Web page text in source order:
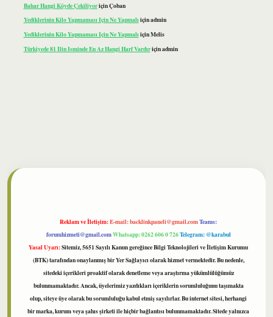
Bahar Hangi Köyde ÇekiliyoriçinÇoban
Yediklerinin Kilo Yapmaması Için Ne Yapmalıiçinadmin
Yediklerinin Kilo Yapmaması Için Ne YapmalıiçinMelis
Türkiyede 81 Ilin Isminde En Az Hangi Harf Vardıriçinadmin
Reklam ve İletişim:E-mail:backlinkpaneli@gmail.comTeams:
forumhizmeti@gmail.comWhatsapp: 0262 606 0 726Telegram: @karabul
Yasal Uyarı:Sitemiz, 5651 Sayılı Kanun gereğince Bilgi Teknolojileri ve İletişim Kurumu
(BTK) tarafından onaylanmış bir Yer Sağlayıcı olarak hizmet vermektedir. Bu nedenle,
sitedeki içerikleri proaktif olarak denetleme veya araştırma yükümlülüğümüz
bulunmamaktadır. Ancak, üyelerimiz yazdıkları içeriklerin sorumluluğunu taşımakta
olup, siteye üye olarak bu sorumluluğu kabul etmiş sayılırlar. Bu internet sitesi, herhangi
bir marka, kurum veya şahıs şirketi ile hiçbir bağlantısı bulunmamaktadır. Sitede yalnızca